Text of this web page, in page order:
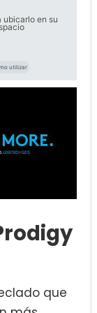
ubicarlo en su
utilizar
que